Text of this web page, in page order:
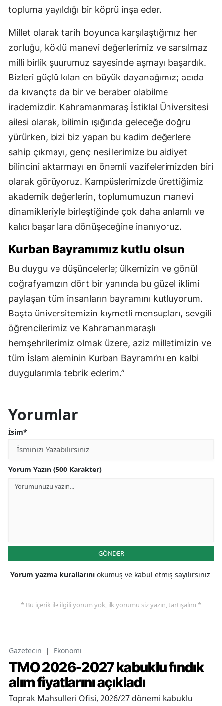
topluma yayıldığı bir köprü inşa eder.
Millet olarak tarih boyunca karşılaştığımız her
zorluğu, köklü manevi değerlerimiz ve sarsılmaz
milli birlik şuurumuz sayesinde aşmayı başardık.
Bizleri güçlü kılan en büyük dayanağımız; acıda
da kıvançta da bir ve beraber olabilme
irademizdir. Kahramanmaraş İstiklal Üniversitesi
ailesi olarak, bilimin ışığında geleceğe doğru
yürürken, bizi biz yapan bu kadim değerlere
sahip çıkmayı, genç nesillerimize bu aidiyet
bilincini aktarmayı en önemli vazifelerimizden biri
olarak görüyoruz. Kampüslerimizde ürettiğimiz
akademik değerlerin, toplumumuzun manevi
dinamikleriyle birleştiğinde çok daha anlamlı ve
kalıcı başarılara dönüşeceğine inanıyoruz.
Kurban Bayramımız kutlu olsun
Bu duygu ve düşüncelerle; ülkemizin ve gönül
coğrafyamızın dört bir yanında bu güzel iklimi
paylaşan tüm insanların bayramını kutluyorum.
Başta üniversitemizin kıymetli mensupları, sevgili
öğrencilerimiz ve Kahramanmaraşlı
hemşehrilerimiz olmak üzere, aziz milletimizin ve
tüm İslam aleminin Kurban Bayramı’nı en kalbi
duygularımla tebrik ederim.”
Yorumlar
İsim*
Yorum Yazın (500 Karakter)
GÖNDER
Yorum yazma kurallarını okumuş ve kabul etmiş sayılırsınız
* Bu içerik ile ilgili yorum yok, ilk yorumu siz yazın, tartışalım *
Gazetecin | Ekonomi
TMO 2026-2027 kabuklu fındık
alım fiyatlarını açıkladı
Toprak Mahsulleri Ofisi, 2026/27 dönemi kabuklu